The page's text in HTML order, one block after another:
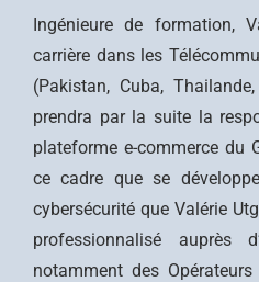
Ingénieure de formation,
carrière dans les
(Pakistan, Cuba,
prendra par la suite la
plateforme e-commerce du
ce cadre que se
cybersécurité que Valérie
professionnalisé auprès
notamment des